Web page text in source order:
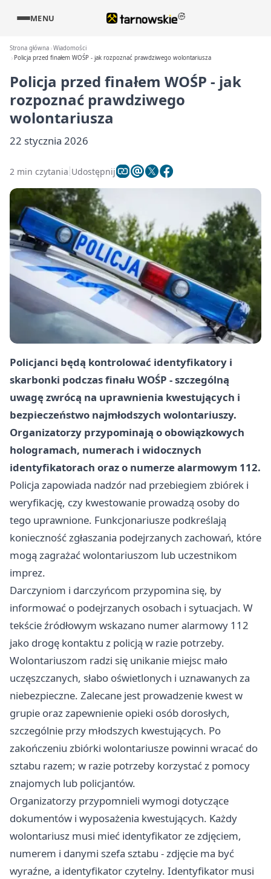
MENU
Strona główna Wiadomości
Policja przed finałem WOŚP - jak rozpoznać prawdziwego wolontariusza
Policja przed finałem WOŚP - jak
rozpoznać prawdziwego
wolontariusza
22 stycznia 2026
2 min czytania Udostępnij
Policjanci będą kontrolować identyfikatory i
skarbonki podczas finału WOŚP - szczególną
uwagę zwrócą na uprawnienia kwestujących i
bezpieczeństwo najmłodszych wolontariuszy.
Organizatorzy przypominają o obowiązkowych
hologramach, numerach i widocznych
identyfikatorach oraz o numerze alarmowym 112.
Policja zapowiada nadzór nad przebiegiem zbiórek i
weryfikację, czy kwestowanie prowadzą osoby do
tego uprawnione. Funkcjonariusze podkreślają
konieczność zgłaszania podejrzanych zachowań, które
mogą zagrażać wolontariuszom lub uczestnikom
imprez.
Darczyniom i darczyńcom przypomina się, by
informować o podejrzanych osobach i sytuacjach. W
tekście źródłowym wskazano numer alarmowy 112
jako drogę kontaktu z policją w razie potrzeby.
Wolontariuszom radzi się unikanie miejsc mało
uczęszczanych, słabo oświetlonych i uznawanych za
niebezpieczne. Zalecane jest prowadzenie kwest w
grupie oraz zapewnienie opieki osób dorosłych,
szczególnie przy młodszych kwestujących. Po
zakończeniu zbiórki wolontariusze powinni wracać do
sztabu razem; w razie potrzeby korzystać z pomocy
znajomych lub policjantów.
Organizatorzy przypomnieli wymogi dotyczące
dokumentów i wyposażenia kwestujących. Każdy
wolontariusz musi mieć identyfikator ze zdjęciem,
numerem i danymi szefa sztabu - zdjęcie ma być
wyraźne, a identyfikator czytelny. Identyfikator musi